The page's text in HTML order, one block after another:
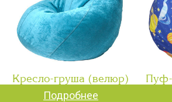
Кресло-груша (велюр)
Подробнее